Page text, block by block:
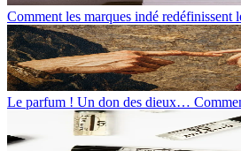
Comment les marques indé redéfinissent
Le parfum ! Un don des dieux…